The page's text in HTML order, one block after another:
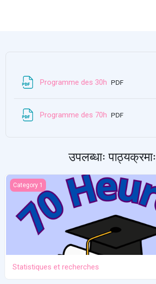
Programme des 30h File
PDF
Programme des 70h File
PDF
उपलब्धाः पाठ्यक्रमाः
Statistiques et recherches
Category 1
Statistiques et recherches